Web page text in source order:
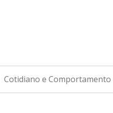
Cotidiano e Comportamento